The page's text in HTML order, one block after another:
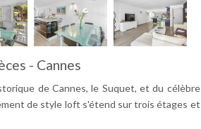
- Cannes
de Cannes, le Suquet, et du célèbre
de style loft s'étend sur trois étages et